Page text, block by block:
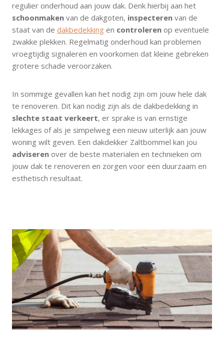
regulier onderhoud aan jouw dak. Denk hierbij aan het
schoonmaken van de dakgoten, inspecteren van de
staat van de dakbedekking en controleren op eventuele
zwakke plekken. Regelmatig onderhoud kan problemen
vroegtijdig signaleren en voorkomen dat kleine gebreken
grotere schade veroorzaken.
In sommige gevallen kan het nodig zijn om jouw hele dak
te renoveren. Dit kan nodig zijn als de dakbedekking in
slechte staat verkeert, er sprake is van ernstige
lekkages of als je simpelweg een nieuw uiterlijk aan jouw
woning wilt geven. Een dakdekker Zaltbommel kan jou
adviseren over de beste materialen en technieken om
jouw dak te renoveren en zorgen voor een duurzaam en
esthetisch resultaat.